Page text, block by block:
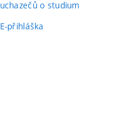
uchazečů o studium
E-přihláška